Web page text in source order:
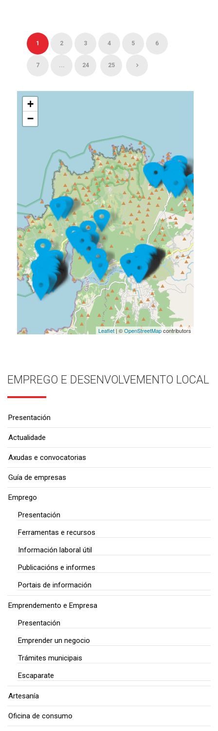
1 2 3 4 5 6
7 ... 24 25
+
−
Leaflet| ©OpenStreetMapcontributors
EMPREGO E DESENVOLVEMENTO LOCAL
Presentación
Actualidade
Axudas e convocatorias
Guía de empresas
Emprego
Presentación
Ferramentas e recursos
Información laboral útil
Publicacións e informes
Portais de información
Emprendemento e Empresa
Presentación
Emprender un negocio
Trámites municipais
Escaparate
Artesanía
Oficina de consumo